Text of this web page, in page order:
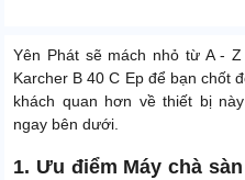
Yên Phát sẽ mách nhỏ từ A -
Karcher B 40 C Ep để bạn chốt
khách quan hơn về thiết bị
ngay bên dưới.
1. Ưu điểm Máy chà